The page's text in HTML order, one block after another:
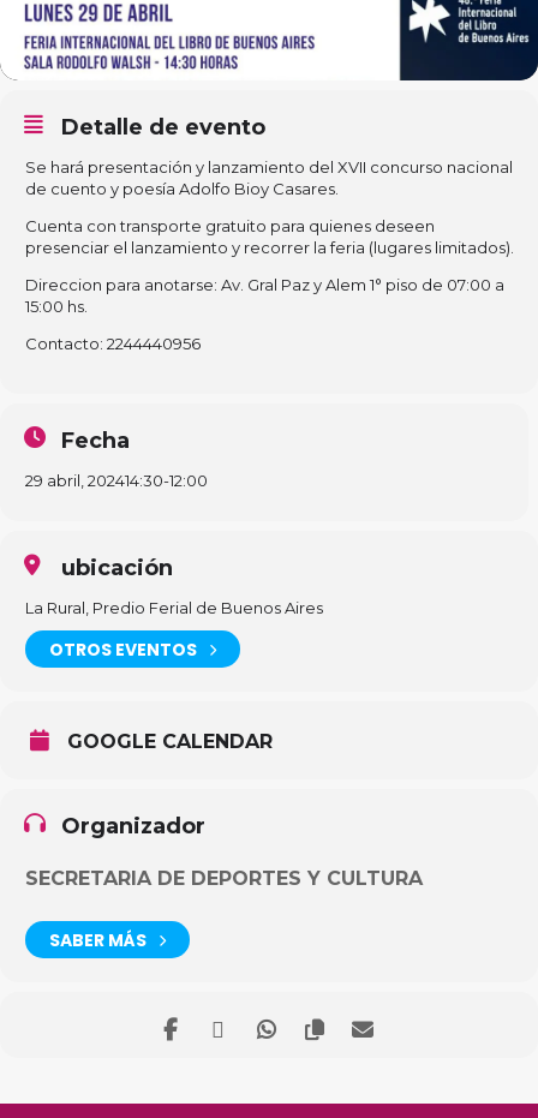
Detalle de evento
Se hará presentación y lanzamiento del XVII concurso nacional
de cuento y poesía Adolfo Bioy Casares.
Cuenta con transporte gratuito para quienes deseen
presenciar el lanzamiento y recorrer la feria (lugares limitados).
Direccion para anotarse: Av. Gral Paz y Alem 1° piso de 07:00 a
15:00 hs.
Contacto: 2244440956
Fecha
29 abril, 202414:30-12:00
ubicación
La Rural, Predio Ferial de Buenos Aires
OTROS EVENTOS
GOOGLE CALENDAR
Organizador
SECRETARIA DE DEPORTES Y CULTURA
SABER MÁS